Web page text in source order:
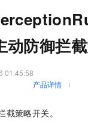
动防御拦
01:45:58
产品详情
截策略开关。